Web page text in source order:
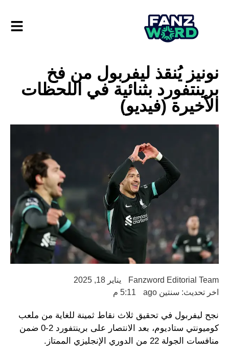
نونيز يُنقذ ليفربول من فخ
برينتفورد بثنائية في اللحظات
الأخيرة (فيديو)
Fanzword Editorial Team
يناير 18, 2025
اخر تحديث: سنتين ago
5:11 م
نجح ليفربول في تحقيق ثلاث نقاط ثمينة للغاية من ملعب
كوميونتي ستاديوم، بعد الانتصار على برينتفورد 2-0 ضمن
منافسات الجولة 22 من الدوري الإنجليزي الممتاز.